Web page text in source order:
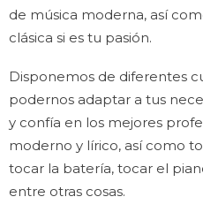
de música moderna, así
clásica si es tu pasión.
Disponemos de diferentes
podernos adaptar a tus
y confía en los mejores
moderno y lírico, así como
tocar la batería, tocar el
entre otras cosas.